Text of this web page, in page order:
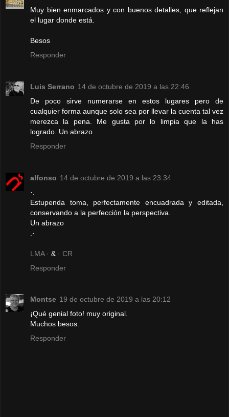
Muy bien enmarcados y con buenos detalles, que reflejan
el lugar donde está.
Besos
Responder
Luis Serrano 14 de octubre de 2019 a las 22:46
De poco sirve numerarse en estos lugares pero de
cualquier forma aunque solo sea por llevar la cuenta tal vez
merezca la pena. Me gusta por lo limpia que la has
logrado. Un abrazo
Responder
alfonso 14 de octubre de 2019 a las 23:34
·.
Estupenda toma, perfectamente encuadrada y editada,
conservando a la perfección la perspectiva.
Un abrazo
.·
LMA · & · CR
Responder
Montse 19 de octubre de 2019 a las 20:12
¡Qué genial foto! muy original.
Muchos besos.
Responder